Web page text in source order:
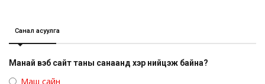
Санал асуулга
Манай вэб сайт таны санаанд хэр нийцэж байна?
Маш сайн